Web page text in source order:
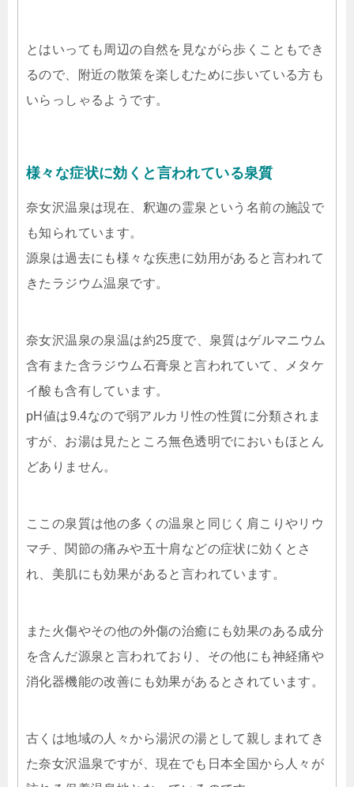
とはいっても周辺の自然を見ながら歩くこともでき
るので、附近の散策を楽しむために歩いている方も
いらっしゃるようです。
様々な症状に効くと言われている泉質
奈女沢温泉は現在、釈迦の霊泉という名前の施設で
も知られています。
源泉は過去にも様々な疾患に効用があると言われて
きたラジウム温泉です。
奈女沢温泉の泉温は約25度で、泉質はゲルマニウム
含有また含ラジウム石膏泉と言われていて、メタケ
イ酸も含有しています。
pH値は9.4なので弱アルカリ性の性質に分類されま
すが、お湯は見たところ無色透明でにおいもほとん
どありません。
ここの泉質は他の多くの温泉と同じく肩こりやリウ
マチ、関節の痛みや五十肩などの症状に効くとさ
れ、美肌にも効果があると言われています。
また火傷やその他の外傷の治癒にも効果のある成分
を含んだ源泉と言われており、その他にも神経痛や
消化器機能の改善にも効果があるとされています。
古くは地域の人々から湯沢の湯として親しまれてき
た奈女沢温泉ですが、現在でも日本全国から人々が